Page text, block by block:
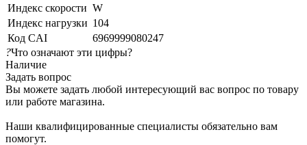
Индекс скорости W
Индекс нагрузки 104
Код CAI
6969999080247
?Что означают эти цифры?
Наличие
Задать вопрос
Вы можете задать любой интересующий вас вопрос по товару
или работе магазина.
Наши квалифицированные специалисты обязательно вам
помогут.